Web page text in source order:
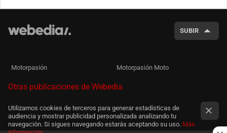
SUBIR
Motorpasión Motorpasión Moto
Otras publicaciones de Webedia
Utilizamos cookies de terceros para generar estadísticas de
audiencia y mostrar publicidad personalizada analizando tu
navegación. Si sigues navegando estarás aceptando su uso. Más